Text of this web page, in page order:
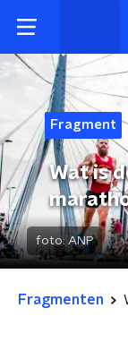
Fragment
Wat is
foto: ANP
Fragmenten